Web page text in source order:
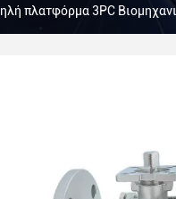
πλατφόρμα 3PC